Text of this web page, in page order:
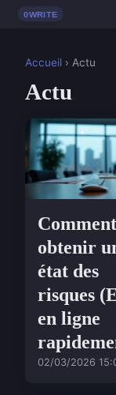
Accueil › Actu
Actu
Comment
obtenir
état des
risques
en ligne
02/03/2026